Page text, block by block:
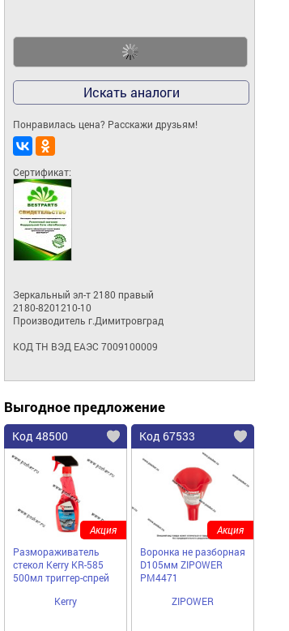
Искать аналоги
Понравилась цена? Расскажи друзьям!
Сертификат:
Зеркальный эл-т 2180 правый
2180-8201210-10
Производитель г.Димитровград
КОД ТН ВЭД ЕАЭС 7009100009
Выгодное предложение
Код 48500
Размораживатель
стекол Kerry KR-585
500мл триггер-спрей
Kerry
Акция
Код 67533
Воронка не разборная
D105мм ZIPOWER
PM4471
ZIPOWER
Акция